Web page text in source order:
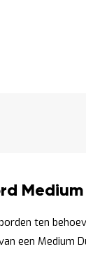
ten
een Medium